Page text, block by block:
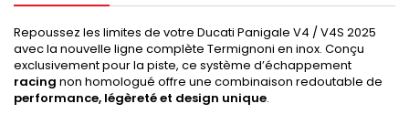
Repoussez les limites de votre Ducati Panigale V4 / V4S 2025
avec la nouvelle ligne complète Termignoni en inox. Conçu
exclusivement pour la piste, ce système d’échappement
racing non homologué offre une combinaison redoutable de
performance, légèreté et design unique.